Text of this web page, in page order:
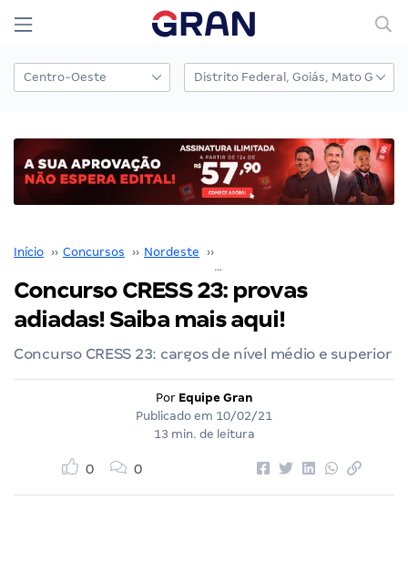
Início ›› Concursos ›› Nordeste ››
Concurso CRESS 23: provas
adiadas! Saiba mais aqui!
Concurso CRESS 23: cargos de nível médio e superior
Por Equipe Gran
Publicado em 10/02/21
13 min. de leitura
0 0